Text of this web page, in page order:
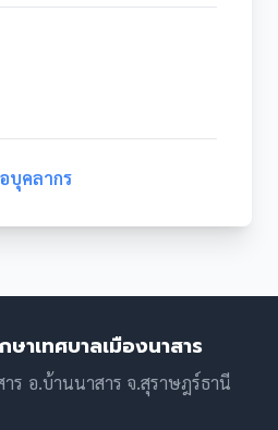
บุคลากร
าเทศบาลเมืองนาสาร
ร อ.บ้านนาสาร จ.สุราษฎร์ธานี